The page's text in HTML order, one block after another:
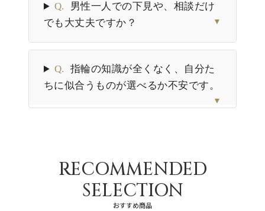
Q.
男性一人での下見や、相談だけ
でも大丈夫ですか？
▼
Q.
指輪の知識が全くなく、自分た
ちに似合うものが選べるか不安です。
▼
RECOMMENDED
SELECTION
おすすめ商品